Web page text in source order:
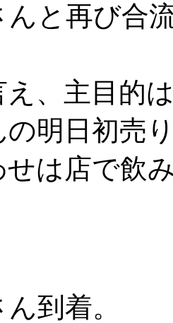
と再び合
、主目的
の明日初売
は店で飲
到着。